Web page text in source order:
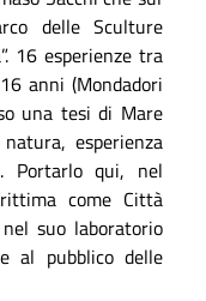
delle Sculture
16 esperienze tra
anni (Mondadori
una tesi di Mare
esperienza
Portarlo qui, nel
come Città
suo laboratorio
al pubblico delle